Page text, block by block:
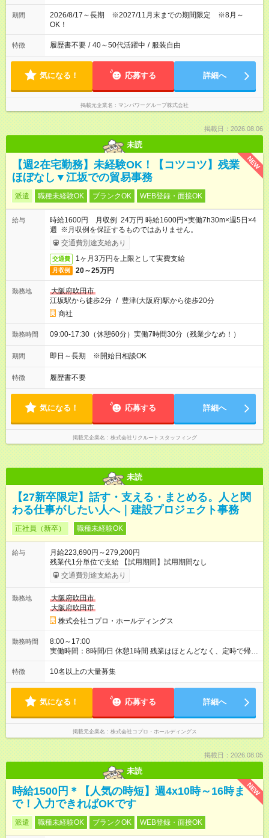
だきます
期間
2026/8/17～長期 ※2027/11月末までの期間限定 ※8月～
OK！
特徴 履歴書不要 / 40～50代活躍中 / 服装自由
気になる！ 応募する 詳細へ
掲載元企業名 マンパワーグループ株式会社
掲載日：2026.08.06
未読
NEW
【週2在宅勤務】未経験OK！【コツコツ】残業
ほぼなし▼江坂での貿易事務
派遣 職種未経験OK ブランクOK WEB登録・面接OK
給与
時給1600円 月収例 24万円 時給1600円×実働7h30m×週5日×4
週 ※月収例を保証するものではありません。
交通費別途支給あり
交通費 1ヶ月3万円を上限として実費支給
月収例 20～25万円
勤務地
大阪府吹田市
江坂駅から徒歩2分 / 豊津(大阪府)駅から徒歩20分
商社
勤務時間 09:00-17:30（休憩60分）実働7時間30分（残業少なめ！）
期間 即日～長期 ※開始日相談OK
特徴 履歴書不要
気になる！ 応募する 詳細へ
掲載元企業名 株式会社リクルートスタッフィング
未読
【27新卒限定】話す・支える・まとめる。人と関
わる仕事がしたい人へ｜建設プロジェクト事務
正社員（新卒） 職種未経験OK
給与
月給223,690円～279,200円
残業代1分単位で支給 【試用期間】試用期間なし
交通費別途支給あり
勤務地
大阪府吹田市
大阪府吹田市
株式会社コプロ・ホールディングス
勤務時間
8:00～17:00
実働時間：8時間/日 休憩1時間 残業はほとんどなく、定時で帰れ
る日が多い働き方です。 毎日の業務は進捗管理や事務が中心な
ので、 「今日やるべき仕事」が終われば、自然と区切りをつけ
方を大切にしています。
特徴 10名以上の大量募集
気になる！ 応募する 詳細へ
掲載元企業名 株式会社コプロ・ホールディングス
掲載日：2026.08.05
未読
NEW
時給1500円＊【人気の時短】週4x10時～16時ま
で！入力できればOKです
派遣 職種未経験OK ブランクOK WEB登録・面接OK